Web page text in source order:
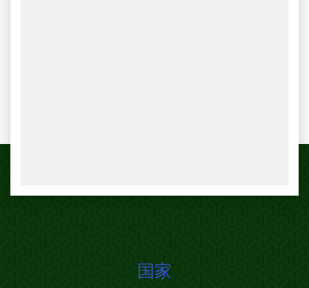
国家